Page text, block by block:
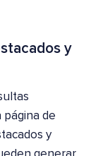
y
de
y